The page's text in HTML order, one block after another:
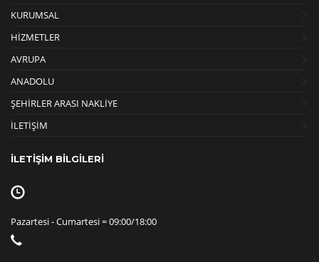
KURUMSAL
HİZMETLER
AVRUPA
ANADOLU
ŞEHİRLER ARASI NAKLİYE
İLETİŞİM
İLETİŞİM BİLGİLERİ
Pazartesi - Cumartesi = 09:00/18:00